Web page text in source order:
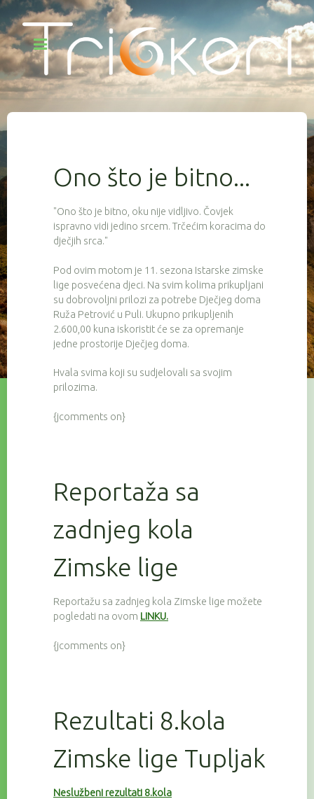
Ono što je bitno...
"Ono što je bitno, oku nije vidljivo. Čovjek
ispravno vidi jedino srcem. Trčećim koracima do
dječjih srca."
Pod ovim motom je 11. sezona Istarske zimske
lige posvećena djeci. Na svim kolima prikupljani
su dobrovoljni prilozi za potrebe Dječjeg doma
Ruža Petrović u Puli. Ukupno prikupljenih
2.600,00 kuna iskoristit će se za opremanje
jedne prostorije Dječjeg doma.
Hvala svima koji su sudjelovali sa svojim
prilozima.
{jcomments on}
Reportaža sa
zadnjeg kola
Zimske lige
Reportažu sa zadnjeg kola Zimske lige možete
pogledati na ovom LINKU.
{jcomments on}
Rezultati 8.kola
Zimske lige Tupljak
Neslužbeni rezultati 8.kola